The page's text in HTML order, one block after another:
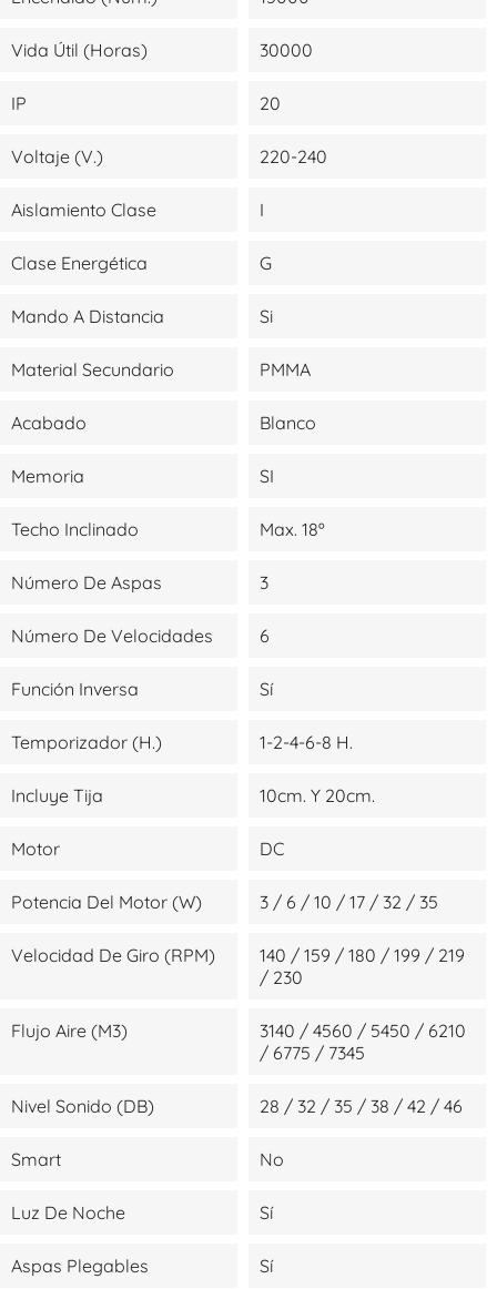
Vida Útil (Horas) 30000
IP 20
Voltaje (V.) 220-240
Aislamiento Clase I
Clase Energética G
Mando A Distancia Si
Material Secundario PMMA
Acabado Blanco
Memoria SI
Techo Inclinado Max. 18º
Número De Aspas 3
Número De Velocidades 6
Función Inversa Sí
Temporizador (H.) 1-2-4-6-8 H.
Incluye Tija 10cm. Y 20cm.
Motor DC
Potencia Del Motor (W) 3 / 6 / 10 / 17 / 32 / 35
Velocidad De Giro (RPM)
140 / 159 / 180 / 199 / 219
/ 230
Flujo Aire (m3)
3140 / 4560 / 5450 / 6210
/ 6775 / 7345
Nivel Sonido (dB) 28 / 32 / 35 / 38 / 42 / 46
Smart No
Luz De Noche Sí
Aspas Plegables Sí